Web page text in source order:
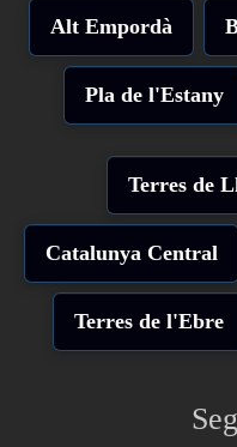
Alt Empordà
Pla de l'Estany
Terres de
Catalunya Central
Terres de l'Ebre